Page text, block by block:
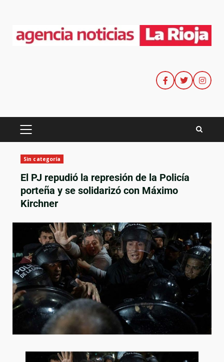
Sin categoría
El PJ repudió la represión de la Policía
porteña y se solidarizó con Máximo
Kirchner